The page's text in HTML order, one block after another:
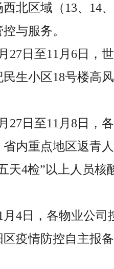
北区域（13、14
与服务。
27日至11月6日，
民生小区18号楼高
27日至11月8日，
内重点地区返青
天4检”以上人员
月4日，各物业公
疫情防控自主报